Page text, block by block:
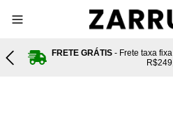
FRETE GRÁTIS- Frete taxa fixa
R$249,00